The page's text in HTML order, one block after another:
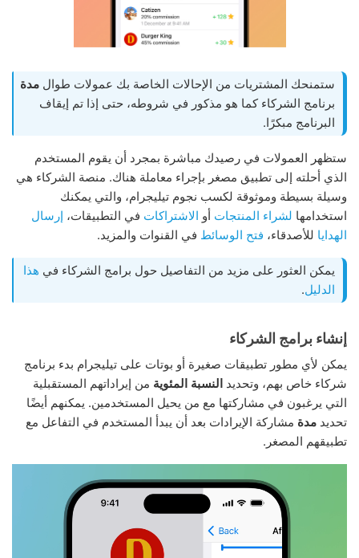
ستمنحك المشتريات من الإحالات الخاصة بك عمولات طوال مدة
برنامج الشركاء كما هو مذكور في شروطه، حتى إذا تم إيقاف
البرنامج مبكرًا.
ستظهر العمولات في رصيدك مباشرة بمجرد أن يقوم المستخدم
الذي أحلته إلى تطبيق مصغر بإجراء معاملة هناك. منصة الشركاء هي
وسيلة بسيطة وموثوقة لكسب نجوم تيليجرام، والتي يمكنك
استخدامها لشراء المنتجات أو الاشتراكات في التطبيقات، إرسال
الهدايا للأصدقاء، فتح الوسائط في القنوات والمزيد.
يمكن العثور على مزيد من التفاصيل حول برامج الشركاء في هذا
الدليل.
إنشاء برامج الشركاء
يمكن لأي مطور تطبيقات صغيرة أو بوتات على تيليجرام بدء برنامج
شركاء خاص بهم، وتحديد النسبة المئوية من إيراداتهم المستقبلية
التي يرغبون في مشاركتها مع من يحيل المستخدمين. يمكنهم أيضًا
تحديد مدة مشاركة الإيرادات بعد أن يبدأ المستخدم في التفاعل مع
تطبيقهم المصغر.